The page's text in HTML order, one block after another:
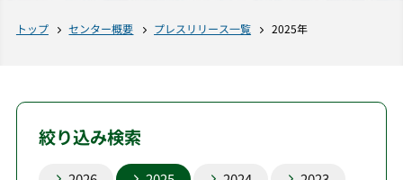
トップ センター概要 プレスリリース一覧 2025年
絞り込み検索